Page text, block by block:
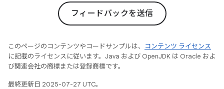
フィードバックを送信
このページのコンテンツやコードサンプルは、
コンテンツ ライセンス
に記載のライセンスに従います。Java および OpenJDK は Oracle およ
び関連会社の商標または登録商標です。
最終更新日 2025-07-27 UTC。